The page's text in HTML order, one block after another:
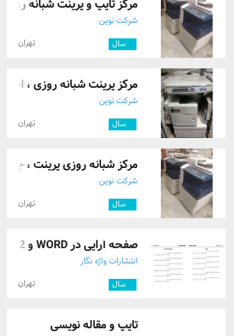
مرکز تایپ و پرینت شبانه
شرکت نوین
سال تهران
مرکز پرینت شبانه روزی ،
شرکت نوین
سال تهران
مرکز شبانه روزی پرینت ،
شرکت نوین
سال تهران
صفحه آرایی در WORD و IN Design 66561862 ...
انتشارات واژه نگار
سال تهران
تایپ و مقاله نویسی